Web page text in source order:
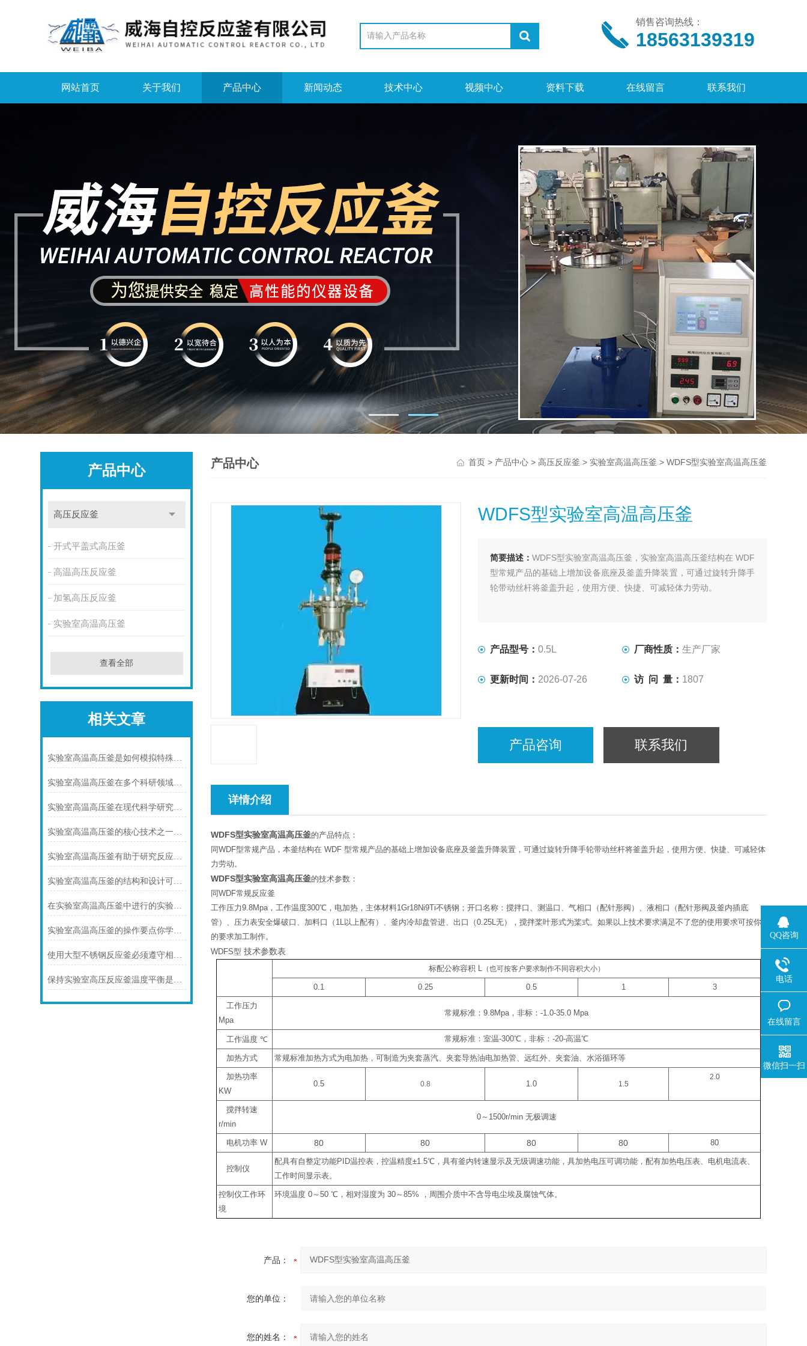
销售咨询热线：
18563139319
网站首页 关于我们 产品中心 新闻动态 技术中心 视频中心 资料下载 在线留言 联系我们
产品中心
高压反应釜
开式平盖式高压釜
高温高压反应釜
加氢高压反应釜
实验室高温高压釜
查看全部
相关文章
实验室高温高压釜是如何模拟特殊环境下化学反应的?
实验室高温高压釜在多个科研领域中发挥着重要作用
实验室高温高压釜在现代科学研究中的重要性
实验室高温高压釜的核心技术之一是其密封技术
实验室高温高压釜有助于研究反应机理和提高产物的收率
实验室高温高压釜的结构和设计可以提供出色的热均匀性和压力稳定性
在实验室高温高压釜中进行的实验需要非常高的温度和压力
实验室高温高压釜的操作要点你学会了吗?
使用大型不锈钢反应釜必须遵守相关的操作规程
保持实验室高压反应釜温度平衡是很重要的
产品中心 首页> 产品中心> 高压反应釜 > 实验室高温高压釜 > WDFS型实验室高温高压釜
WDFS型实验室高温高压釜
简要描述： WDFS型实验室高温高压釜，实验室高温高压釜结构在 WDF
型常规产品的基础上增加设备底座及釜盖升降装置，可通过旋转升降手
轮带动丝杆将釜盖升起，使用方便、快捷、可减轻体力劳动。
产品型号： 0.5L 厂商性质：生产厂家
更新时间： 2026-07-26 访 问 量： 1807
产品咨询 联系我们
详情介绍
WDFS型实验室高温高压釜的产品特点：
同WDF型常规产品，本釜结构在 WDF 型常规产品的基础上增加设备底座及釜盖升降装置，可通过旋转升降手轮带动丝杆将釜盖升起，使用方便、快捷、可减轻体
力劳动。
WDFS型实验室高温高压釜的技术参数：
同WDF常规反应釜
工作压力9.8Mpa，工作温度300℃，电加热，主体材料1Gr18Ni9Ti不锈钢；开口名称：搅拌口、测温口、气相口（配针形阀）、液相口（配针形阀及釜内插底
管）、压力表安全爆破口、加料口（1L以上配有）、釜内冷却盘管进、出口（0.25L无），搅拌桨叶形式为桨式。如果以上技术要求满足不了您的使用要求可按你
的要求加工制作。
WDFS型技术参数表
标配公称容积 L（也可按客户要求制作不同容积大小）
0.1 0.25 0.5 1 3
工作压力
Mpa
常规标准：9.8Mpa，非标：-1.0-35.0 Mpa
工作温度 ℃ 常规标准：室温-300℃ ，非标：-20-高温℃
加热方式 常规标准加热方式为电加热，可制造为夹套蒸汽、夹套导热油电加热管、远红外、夹套油、水浴循环等
加热功率
KW
0.5 0.8 1.0 1.5
2.0
搅拌转速
r/min
0～ 1500r/min 无极调速
电机功率 W 80 80 80 80 80
控制仪
配具有自整定功能PID温控表，控温精度±1.5℃ ，具有釜内转速显示及无级调速功能，具加热电压可调功能，配有加热电压表、电机电流表、
工作时间显示表。
控制仪工作环
境
环境温度 0～50℃ ，相对湿度为 30～85% ，周围介质中不含导电尘埃及腐蚀气体。
产品：
您的单位：
您的姓名：
QQ咨询
电话
在线留言
微信扫一扫